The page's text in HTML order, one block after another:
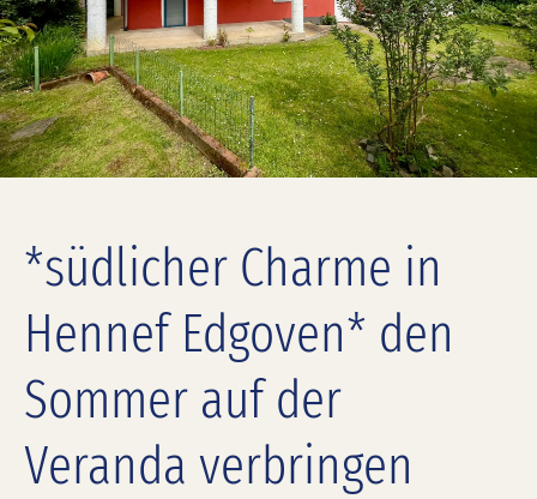
*südlicher Charme in
Hennef Edgoven* den
Sommer auf der
Veranda verbringen